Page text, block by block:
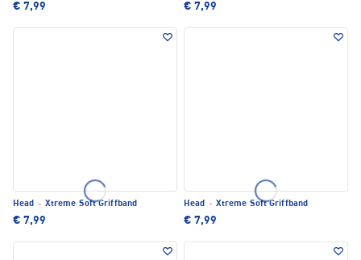
€ 7,99 € 7,99
Head · Xtreme Soft Griffband
€ 7,99
Head · Xtreme Soft Griffband
€ 7,99